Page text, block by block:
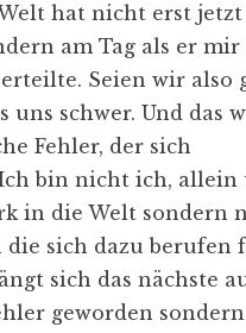
hat nicht erst jetzt
am Tag als er mir
Seien wir also
uns schwer. Und das
Fehler, der sich
bin nicht ich, allein
in die Welt sondern
die sich dazu berufen
sich das nächste
geworden